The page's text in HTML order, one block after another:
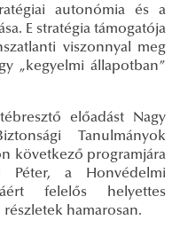
autonómia és a
E stratégia támogatója
viszonnyal meg
„kegyelmi állapotban”
előadást Nagy
Tanulmányok
következő programjára
Péter, a Honvédelmi
felelős helyettes
hamarosan.